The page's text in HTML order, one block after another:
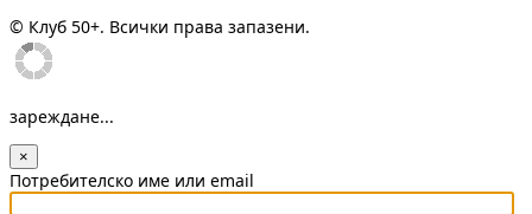
© Клуб 50+. Всички права запазени.
зареждане...
×
Потребителско име или email